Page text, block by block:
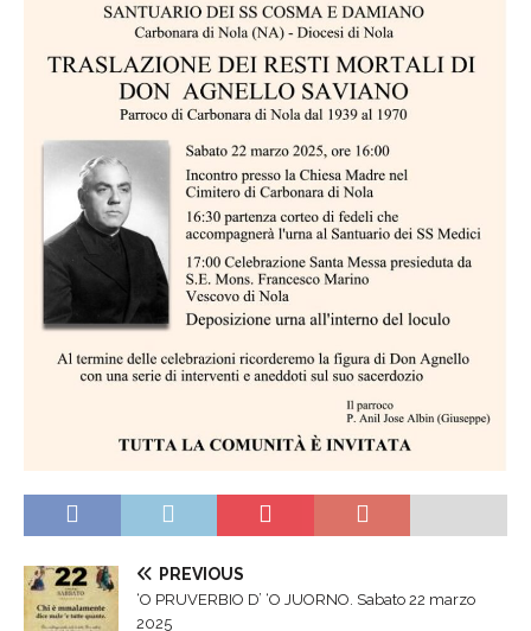
PREVIOUS
‘O PRUVERBIO D’ ‘O JUORNO. Sabato 22 marzo
2025